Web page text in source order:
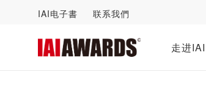
IAI电子書 联系我們
走进IAI